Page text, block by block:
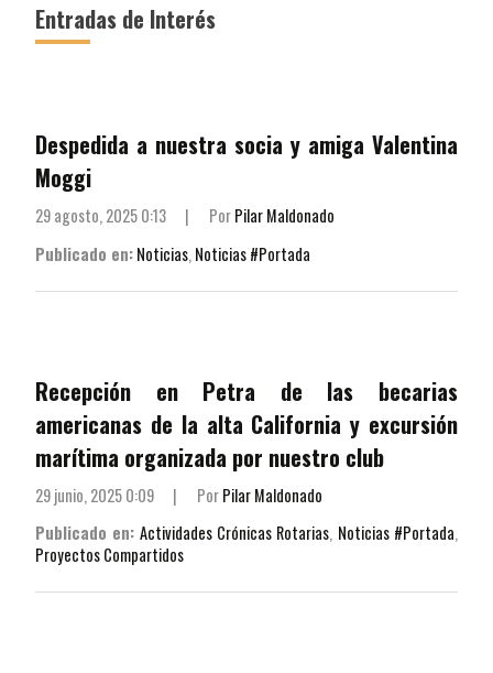
Entradas de Interés
Despedida a nuestra socia y amiga Valentina
Moggi
29 agosto, 2025 0:13 | PorPilar Maldonado
Publicado en:Noticias, Noticias #Portada
Recepción en Petra de las becarias
americanas de la alta California y excursión
marítima organizada por nuestro club
29 junio, 2025 0:09 | PorPilar Maldonado
Publicado en: Actividades Crónicas Rotarias, Noticias #Portada,
Proyectos Compartidos